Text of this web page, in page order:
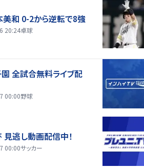
美和 0-2から逆転で8強
20:24卓球
全試合無料ライブ配
00:00野球
逃し動画配信中！
00:00サッカー